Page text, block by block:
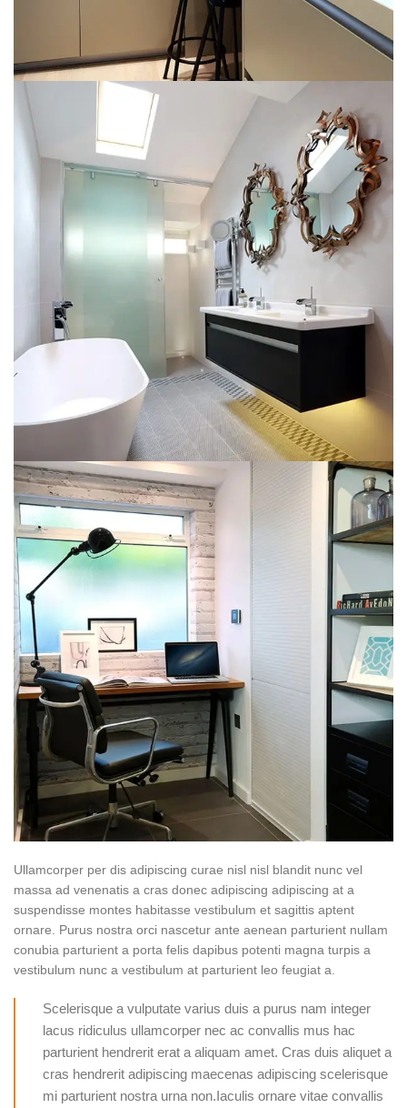
Ullamcorper per dis adipiscing curae nisl nisl blandit nunc vel
massa ad venenatis a cras donec adipiscing adipiscing at a
suspendisse montes habitasse vestibulum et sagittis aptent
ornare. Purus nostra orci nascetur ante aenean parturient nullam
conubia parturient a porta felis dapibus potenti magna turpis a
vestibulum nunc a vestibulum at parturient leo feugiat a.
Scelerisque a vulputate varius duis a purus nam integer
lacus ridiculus ullamcorper nec ac convallis mus hac
parturient hendrerit erat a aliquam amet. Cras duis aliquet a
cras hendrerit adipiscing maecenas adipiscing scelerisque
mi parturient nostra urna non.Iaculis ornare vitae convallis